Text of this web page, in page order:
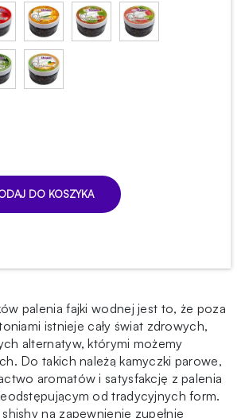
DO KOSZYKA
palenia fajki wodnej jest to, że poza
istnieje cały świat zdrowych,
alternatyw, którymi możemy
Do takich należą kamyczki parowe,
aromatów i satysfakcję z palenia
od tradycyjnych form.
na zapewnienie zupełnie